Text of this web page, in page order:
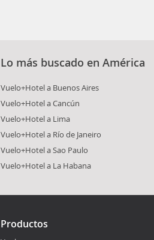
Lo más buscado en América
Vuelo+Hotel a Buenos Aires
Vuelo+Hotel a Cancún
Vuelo+Hotel a Lima
Vuelo+Hotel a Río de Janeiro
Vuelo+Hotel a Sao Paulo
Vuelo+Hotel a La Habana
Productos